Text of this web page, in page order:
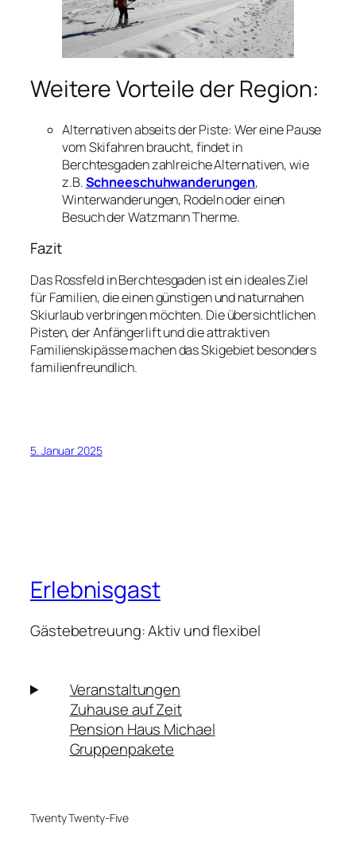
Weitere Vorteile der Region:
Alternativen abseits der Piste: Wer eine Pause
vom Skifahren braucht, findet in
Berchtesgaden zahlreiche Alternativen, wie
z.B.Schneeschuhwanderungen,
Winterwanderungen, Rodeln oder einen
Besuch der Watzmann Therme.
Fazit
Das Rossfeld in Berchtesgaden ist ein ideales Ziel
für Familien, die einen günstigen und naturnahen
Skiurlaub verbringen möchten. Die übersichtlichen
Pisten, der Anfängerlift und die attraktiven
Familienskipässe machen das Skigebiet besonders
familienfreundlich.
5. Januar 2025
Erlebnisgast
Gästebetreuung: Aktiv und flexibel
Veranstaltungen
Zuhause auf Zeit
Pension Haus Michael
Gruppenpakete
Twenty Twenty-Five